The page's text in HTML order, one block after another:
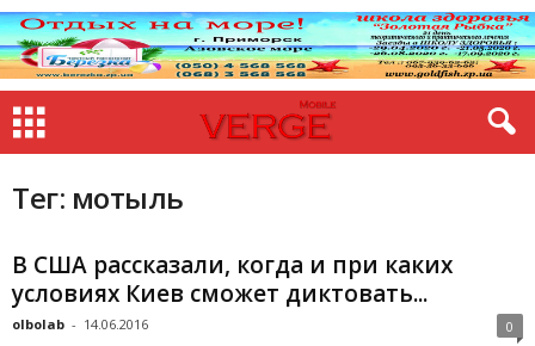
Тег: мотыль
В США рассказали, когда и при каких
условиях Киев сможет диктовать...
olbolab - 14.06.2016 0